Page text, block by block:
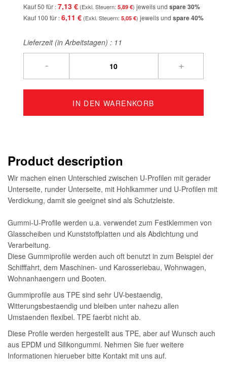
Kauf 50 für 7,13 € 5,89 € jeweils und spare30%
Kauf 100 für 6,11 € 5,05 € jeweils und spare40%
Lieferzeit (in Arbeitstagen) : 11
- +
IN DEN WARENKORB
Product description
Wir machen einen Unterschied zwischen U-Profilen mit gerader
Unterseite, runder Unterseite, mit Hohlkammer und U-Profilen mit
Verdickung, damit sie geeignet sind als Schutzleiste.
Gummi-U-Profile werden u.a. verwendet zum Festklemmen von
Glasscheiben und Kunststoffplatten und als Abdichtung und
Verarbeitung.
Diese Gummiprofile werden auch oft benutzt in zum Beispiel der
Schifffahrt, dem Maschinen- und Karosseriebau, Wohnwagen,
Wohnanhaengern und Booten.
Gummiprofile aus TPE sind sehr UV-bestaendig,
Witterungsbestaendig und bleiben unter nahezu allen
Umstaenden flexibel. TPE faerbt nicht ab.
Diese Profile werden hergestellt aus TPE, aber auf Wunsch auch
aus EPDM und Silikongummi. Nehmen Sie fuer weitere
Informationen hierueber bitte Kontakt mit uns auf.